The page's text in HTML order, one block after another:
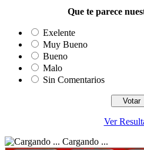
Que te parece
Exelente
Muy Bueno
Bueno
Malo
Sin Comentarios
Ver
Cargando ...